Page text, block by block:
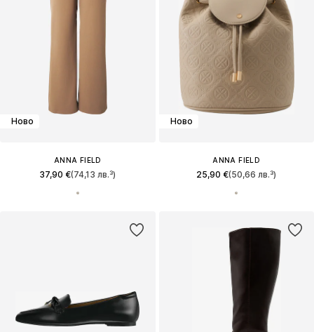
Ново
ANNA FIELD
37,90 €(74,13 лв.³)
Ново
ANNA FIELD
25,90 €(50,66 лв.³)